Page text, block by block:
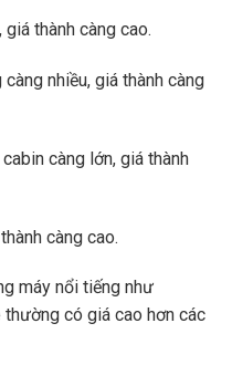
thành càng cao.
nhiều, giá thành càng
càng lớn, giá thành
càng cao.
máy nổi tiếng như
có giá cao hơn các